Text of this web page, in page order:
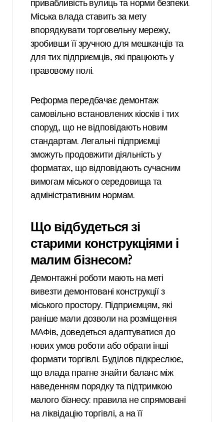
привабливість вулиць та норми безпеки.
Міська влада ставить за мету
впорядкувати торговельну мережу,
зробивши її зручною для мешканців та
для тих підприємців, які працюють у
правовому полі.
Реформа передбачає демонтаж
самовільно встановлених кіосків і тих
споруд, що не відповідають новим
стандартам. Легальні підприємці
зможуть продовжити діяльність у
форматах, що відповідають сучасним
вимогам міського середовища та
адміністративним нормам.
Що відбудеться зі
старими конструкціями і
малим бізнесом?
Демонтажні роботи мають на меті
вивезти демонтовaні конструкції з
міського простору. Підприємцям, які
раніше мали дозволи на розміщення
МАФів, доведеться адаптуватися до
нових умов роботи або обрати інші
формати торгівлі. Буділов підкреслює,
що влада прагне знайти баланс між
наведенням порядку та підтримкою
малого бізнесу: правила не спрямовані
на ліквідацію торгівлі, а на її